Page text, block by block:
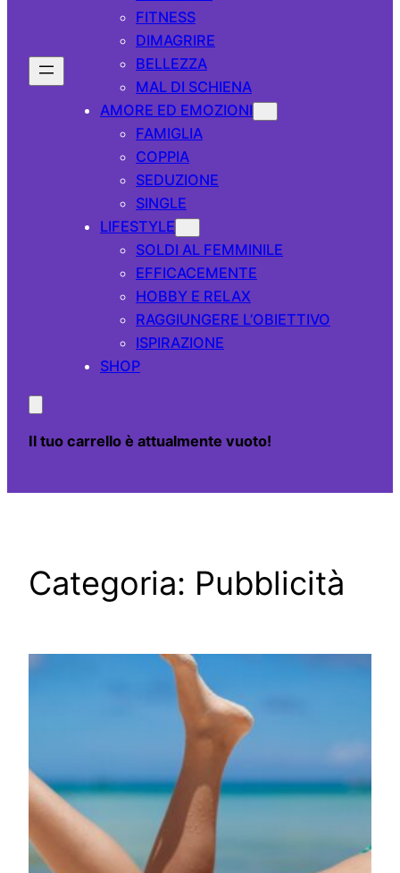
FITNESS
DIMAGRIRE
BELLEZZA
MAL DI SCHIENA
AMORE ED EMOZIONI
FAMIGLIA
COPPIA
SEDUZIONE
SINGLE
LIFESTYLE
SOLDI AL FEMMINILE
EFFICACEMENTE
HOBBY E RELAX
RAGGIUNGERE L’OBIETTIVO
ISPIRAZIONE
SHOP
Il tuo carrello è attualmente vuoto!
Categoria: Pubblicità